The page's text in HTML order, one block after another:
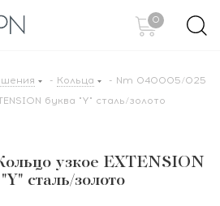
0
- Кольца - Nm 040005/025
буква "Y" сталь/золото
узкое EXTENSION
сталь/золото